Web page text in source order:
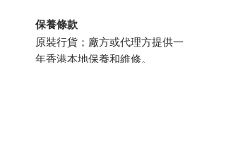
保養條款
原裝行貨；廠方或代理方提供一
年香港本地保養和維修。